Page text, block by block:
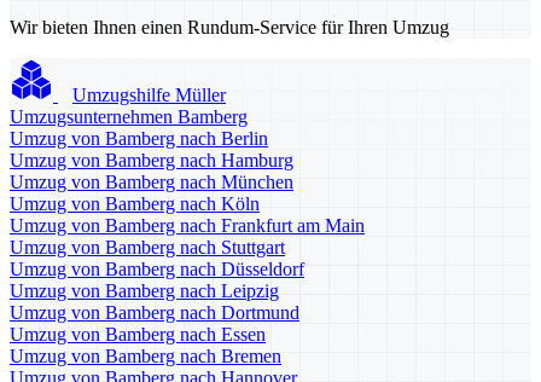
Wir bieten Ihnen einen Rundum-Service für Ihren Umzug
Umzugshilfe Müller
Umzugsunternehmen Bamberg
Umzug von Bamberg nach Berlin
Umzug von Bamberg nach Hamburg
Umzug von Bamberg nach München
Umzug von Bamberg nach Köln
Umzug von Bamberg nach Frankfurt am Main
Umzug von Bamberg nach Stuttgart
Umzug von Bamberg nach Düsseldorf
Umzug von Bamberg nach Leipzig
Umzug von Bamberg nach Dortmund
Umzug von Bamberg nach Essen
Umzug von Bamberg nach Bremen